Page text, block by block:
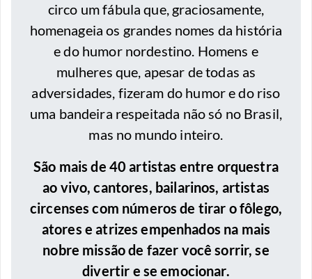
circo um fábula que, graciosamente,
homenageia os grandes nomes da história
e do humor nordestino. Homens e
mulheres que, apesar de todas as
adversidades, fizeram do humor e do riso
uma bandeira respeitada não só no Brasil,
mas no mundo inteiro.
São mais de 40 artistas entre orquestra
ao vivo, cantores, bailarinos, artistas
circenses com números de tirar o fôlego,
atores e atrizes empenhados na mais
nobre missão de fazer você sorrir, se
divertir e se emocionar.